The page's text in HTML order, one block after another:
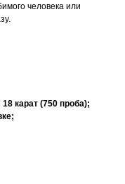
человека или
карат (750 проба);